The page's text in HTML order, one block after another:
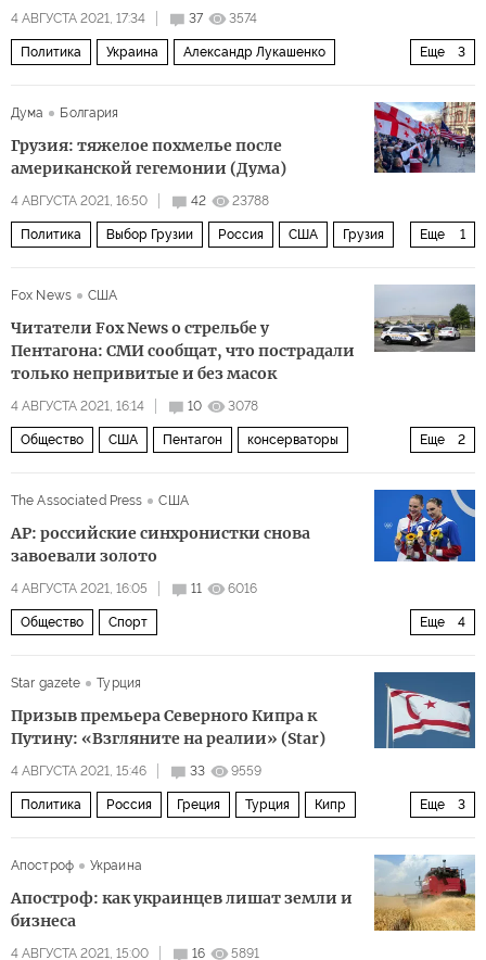
4 АВГУСТА 2021, 17:34 37 3574
Еще 3
Политика Украина Александр Лукашенко
Дума
Болгария
Грузия: тяжелое похмелье после
американской гегемонии (Дума)
4 АВГУСТА 2021, 16:50 42 23788
Еще 1
Политика Выбор Грузии Россия США Грузия
Fox News
США
Читатели Fox News о стрельбе у
Пентагона: СМИ сообщат, что пострадали
только непривитые и без масок
4 АВГУСТА 2021, 16:14 10 3078
Еще 2
Общество США Пентагон консерваторы
The Associated Press
США
AP: российские синхронистки снова
завоевали золото
4 АВГУСТА 2021, 16:05 11 6016
Еще 4
Общество Спорт
Star gazete Турция
Призыв премьера Северного Кипра к
Путину: «Взгляните на реалии» (Star)
4 АВГУСТА 2021, 15:46 33 9559
Еще 3
Политика Россия Греция Турция Кипр
Апостроф
Украина
Апостроф: как украинцев лишат земли и
бизнеса
4 АВГУСТА 2021, 15:00 16 5891